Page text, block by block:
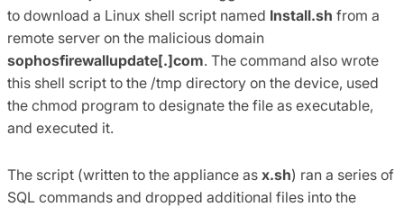
to download a Linux shell script named Install.sh from a
remote server on the malicious domain
sophosfirewallupdate[.]com. The command also wrote
this shell script to the /tmp directory on the device, used
the chmod program to designate the file as executable,
and executed it.
The script (written to the appliance as x.sh) ran a series of
SQL commands and dropped additional files into the